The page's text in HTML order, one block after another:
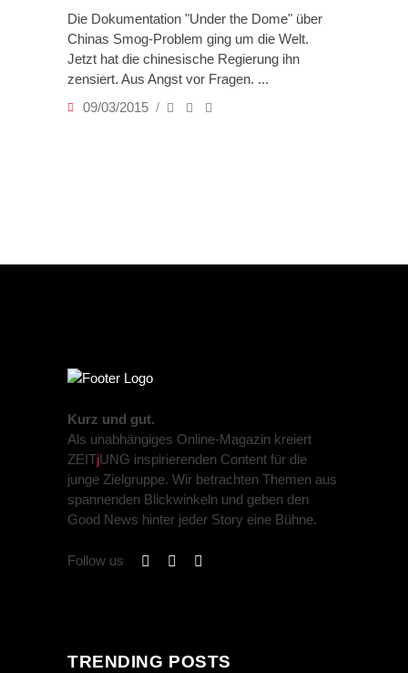
Die Dokumentation "Under the Dome" über
Chinas Smog-Problem ging um die Welt.
Jetzt hat die chinesische Regierung ihn
zensiert. Aus Angst vor Fragen.
09/03/2015
Kurz und gut.
Als unabhängiges Online-Magazin kreiert
ZEITjUNG inspirierenden Content für die
junge Zielgruppe. Wir betrachten Themen aus
spannenden Blickwinkeln und geben den
Good News hinter jeder Story eine Bühne.
Follow us
TRENDING POSTS